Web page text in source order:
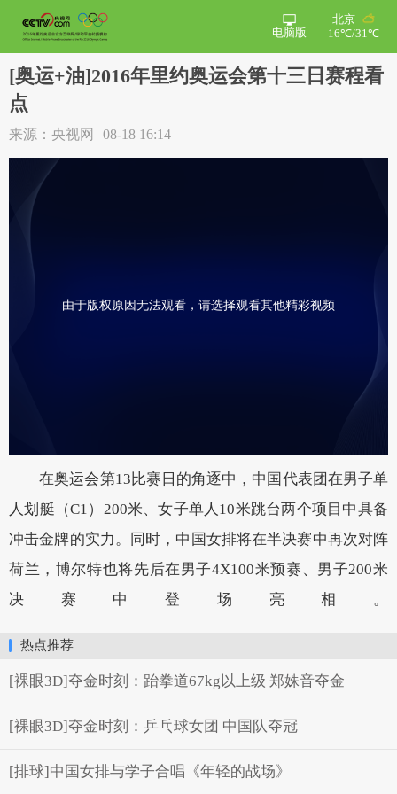
北京
16℃/31℃
电脑版
[奥运+油]2016年里约奥运会第十三日赛程看
点
来源：央视网 08-18 16:14
由于版权原因无法观看，请选择观看其他精彩视频
在奥运会第13比赛日的角逐中，中国代表团在男子单
人划艇（C1）200米、女子单人10米跳台两个项目中具备
冲击金牌的实力。同时，中国女排将在半决赛中再次对阵
荷兰，博尔特也将先后在男子4X100米预赛、男子200米
决赛中登场亮相。
热点推荐
[裸眼3D]夺金时刻：跆拳道67kg以上级 郑姝音夺金
[裸眼3D]夺金时刻：乒乓球女团 中国队夺冠
[排球]中国女排与学子合唱《年轻的战场》